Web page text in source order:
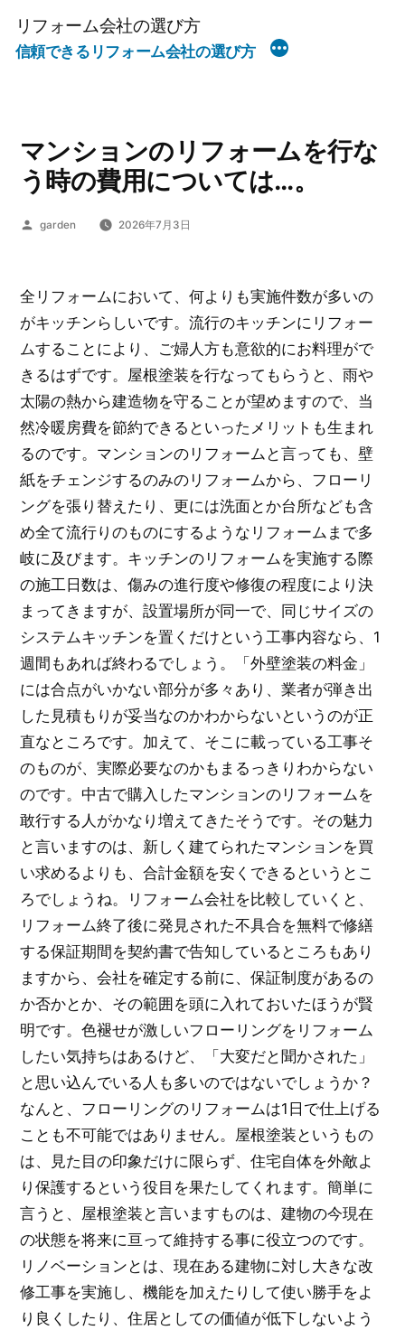
リフォーム会社の選び方
信頼できるリフォーム会社の選び方
マンションのリフォームを行な
う時の費用については…。
投
garden 2026年7月3日
全リフォームにおいて、何よりも実施件数が多いの
がキッチンらしいです。流行のキッチンにリフォー
ムすることにより、ご婦人方も意欲的にお料理がで
きるはずです。屋根塗装を行なってもらうと、雨や
太陽の熱から建造物を守ることが望めますので、当
然冷暖房費を節約できるといったメリットも生まれ
るのです。マンションのリフォームと言っても、壁
紙をチェンジするのみのリフォームから、フローリ
ングを張り替えたり、更には洗面とか台所なども含
め全て流行りのものにするようなリフォームまで多
岐に及びます。キッチンのリフォームを実施する際
の施工日数は、傷みの進行度や修復の程度により決
まってきますが、設置場所が同一で、同じサイズの
システムキッチンを置くだけという工事内容なら、1
週間もあれば終わるでしょう。「外壁塗装の料金」
には合点がいかない部分が多々あり、業者が弾き出
した見積もりが妥当なのかわからないというのが正
直なところです。加えて、そこに載っている工事そ
のものが、実際必要なのかもまるっきりわからない
のです。中古で購入したマンションのリフォームを
敢行する人がかなり増えてきたそうです。その魅力
と言いますのは、新しく建てられたマンションを買
い求めるよりも、合計金額を安くできるというとこ
ろでしょうね。リフォーム会社を比較していくと、
リフォーム終了後に発見された不具合を無料で修繕
する保証期間を契約書で告知しているところもあり
ますから、会社を確定する前に、保証制度があるの
か否かとか、その範囲を頭に入れておいたほうが賢
明です。色褪せが激しいフローリングをリフォーム
したい気持ちはあるけど、「大変だと聞かされた」
と思い込んでいる人も多いのではないでしょうか？
なんと、フローリングのリフォームは1日で仕上げる
ことも不可能ではありません。屋根塗装というもの
は、見た目の印象だけに限らず、住宅自体を外敵よ
り保護するという役目を果たしてくれます。簡単に
言うと、屋根塗装と言いますものは、建物の今現在
の状態を将来に亘って維持する事に役立つのです。
リノベーションとは、現在ある建物に対し大きな改
修工事を実施し、機能を加えたりして使い勝手をよ
り良くしたり、住居としての価値が低下しないよう